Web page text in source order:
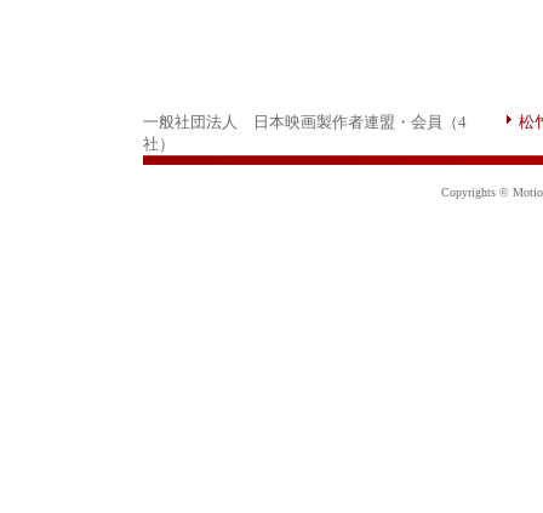
一般社団法人 日本映画製作者連盟・会員（4
社）
松
Copyrights ©